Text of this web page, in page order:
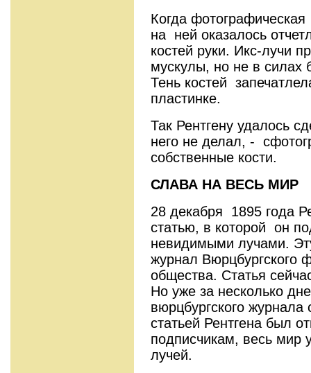
Когда
на ней оказалось
костей руки. Икс-лучи
мускулы, но не в силах
Тень костей
пластинке.
Так Рентгену удалось
него не делал, -
собственные кости.
СЛАВА НА ВЕСЬ МИР
28 декабря 1895 года
статью, в которой он
невидимыми лучами.
журнал Вюрцбургского
общества. Статья
Но уже за несколько
вюрцбургского жур­нала
статьей Рентгена был
подписчикам, весь мир
лучей.